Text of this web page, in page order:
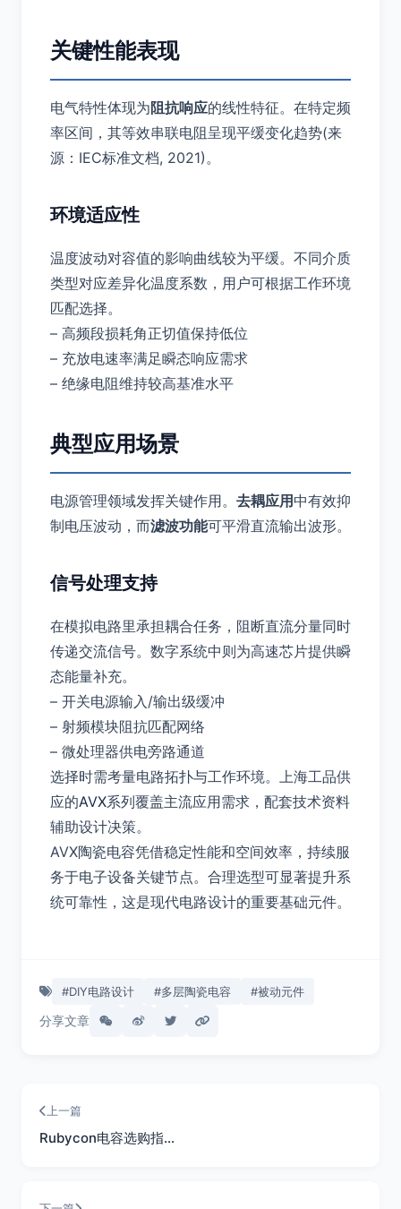
关键性能表现
电气特性体现为阻抗响应的线性特征。在特定频
率区间，其等效串联电阻呈现平缓变化趋势(来
源：IEC标准文档, 2021)。
环境适应性
温度波动对容值的影响曲线较为平缓。不同介质
类型对应差异化温度系数，用户可根据工作环境
匹配选择。
– 高频段损耗角正切值保持低位
– 充放电速率满足瞬态响应需求
– 绝缘电阻维持较高基准水平
典型应用场景
电源管理领域发挥关键作用。 去耦应用 中有效抑
制电压波动，而滤波功能可平滑直流输出波形。
信号处理支持
在模拟电路里承担耦合任务，阻断直流分量同时
传递交流信号。数字系统中则为高速芯片提供瞬
态能量补充。
– 开关电源输入/输出级缓冲
– 射频模块阻抗匹配网络
– 微处理器供电旁路通道
选择时需考量电路拓扑与工作环境。上海工品供
应的AVX系列覆盖主流应用需求，配套技术资料
辅助设计决策。
AVX陶瓷电容凭借稳定性能和空间效率，持续服
务于电子设备关键节点。合理选型可显著提升系
统可靠性，这是现代电路设计的重要基础元件。
#DIY电路设计 #多层陶瓷电容 #被动元件
分享文章
上一篇
Rubycon电容选购指…